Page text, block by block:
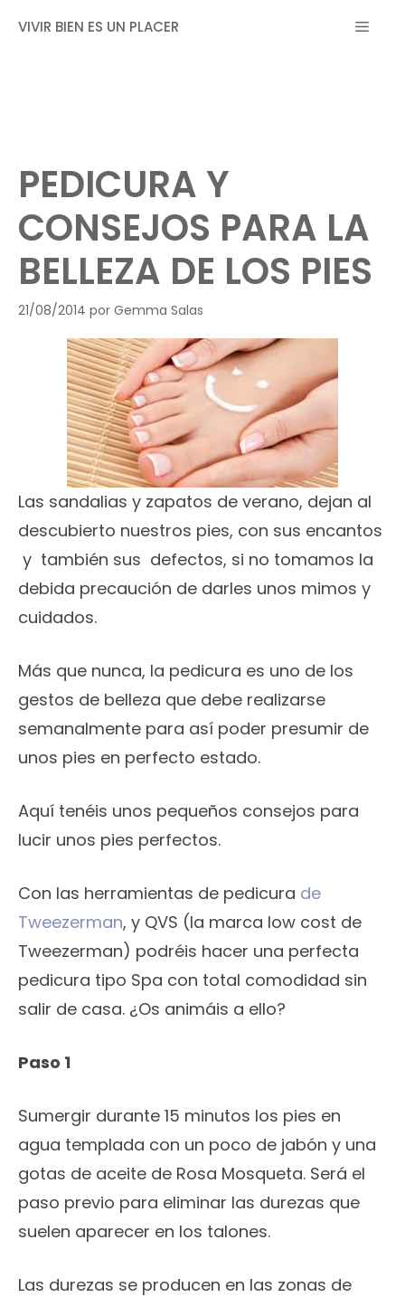
VIVIR BIEN ES UN PLACER MENÚ
PEDICURA Y
CONSEJOS PARA LA
BELLEZA DE LOS PIES
21/08/2014 por Gemma Salas
Las sandalias y zapatos de verano, dejan al
descubierto nuestros pies, con sus encantos
y también sus defectos, si no tomamos la
debida precaución de darles unos mimos y
cuidados.
Más que nunca, la pedicura es uno de los
gestos de belleza que debe realizarse
semanalmente para así poder presumir de
unos pies en perfecto estado.
Aquí tenéis unos pequeños consejos para
lucir unos pies perfectos.
Con las herramientas de pedicura de
Tweezerman, y QVS (la marca low cost de
Tweezerman) podréis hacer una perfecta
pedicura tipo Spa con total comodidad sin
salir de casa. ¿Os animáis a ello?
Paso 1
Sumergir durante 15 minutos los pies en
agua templada con un poco de jabón y una
gotas de aceite de Rosa Mosqueta. Será el
paso previo para eliminar las durezas que
suelen aparecer en los talones.
Las durezas se producen en las zonas de